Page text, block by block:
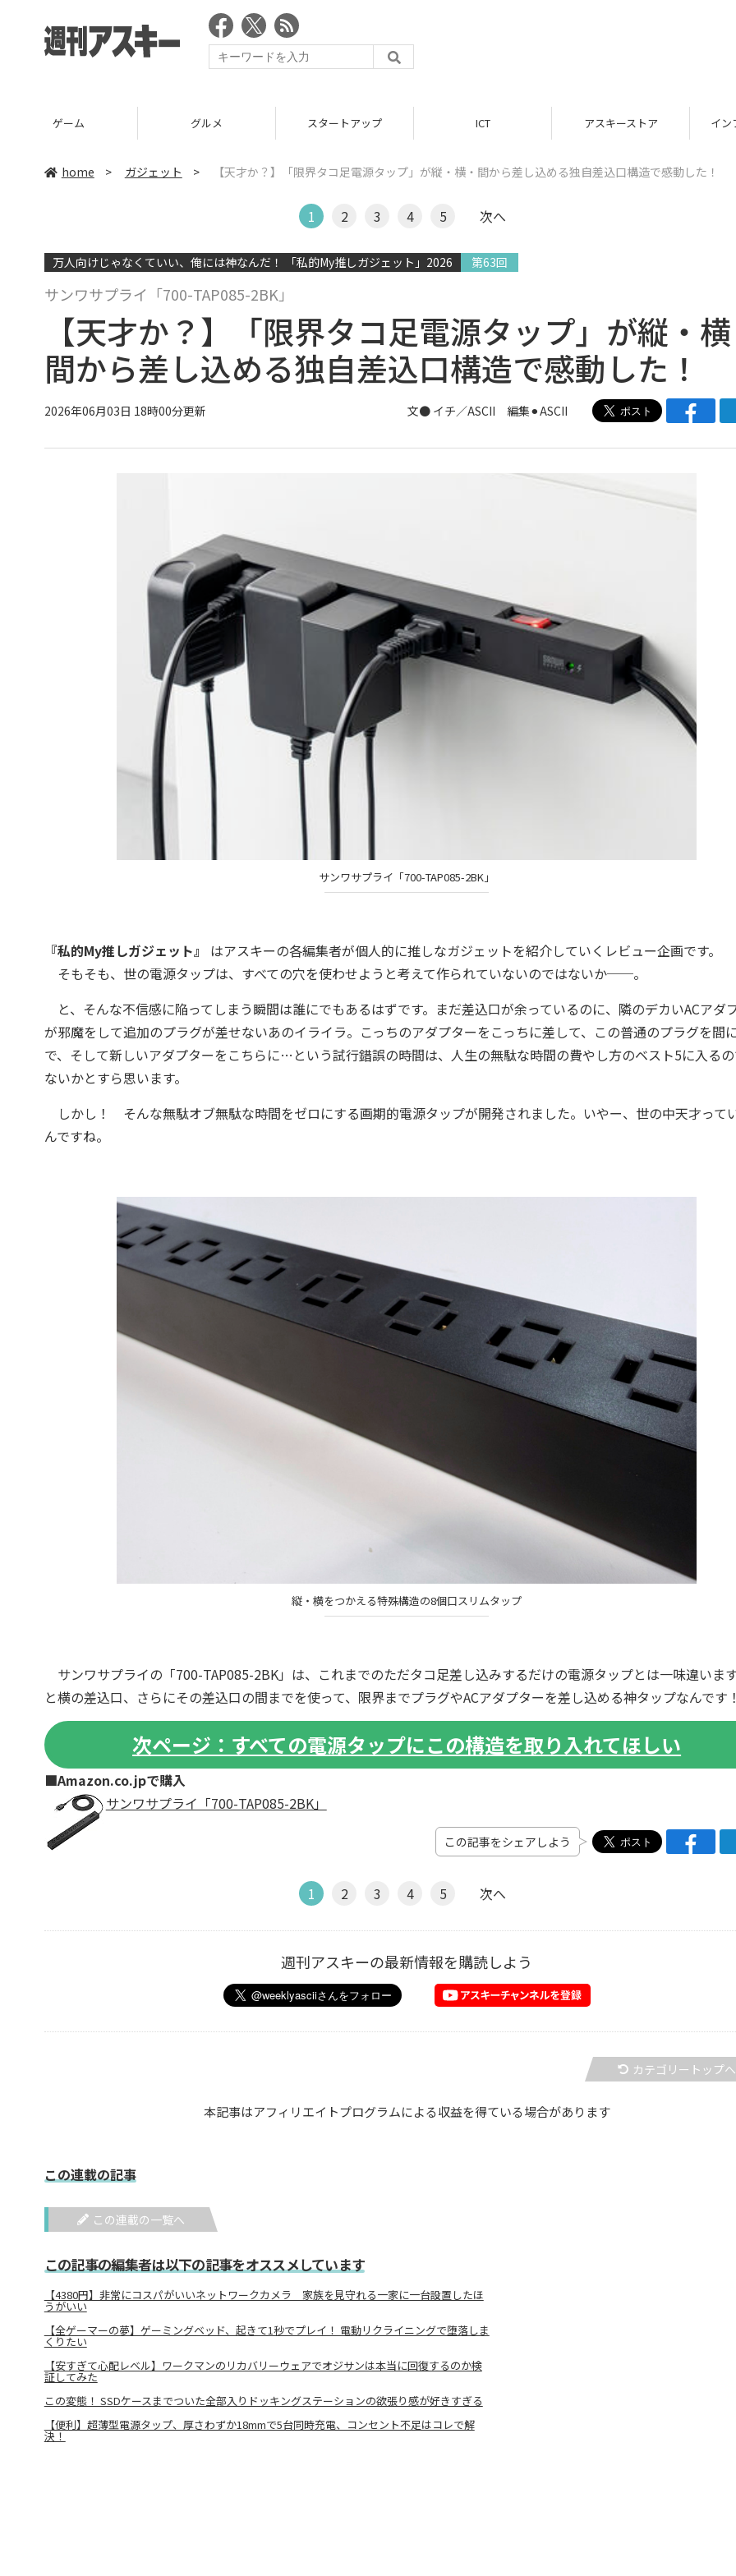
ゲーム グルメ スタートアップ ICT アスキーストア イン
home > ガジェット > 【天才か？】「限界タコ足電源タップ」が縦・横・間から差し込める独自差込口構造で感動した！
1 2 3 4 5 次へ
万人向けじゃなくていい、俺には神なんだ！ 「私的My推しガジェット」2026 第63回
サンワサプライ「700-TAP085-2BK」
【天才か？】「限界タコ足電源タップ」が縦・
間から差し込める独自差込口構造で感動した！
2026年06月03日 18時00分更新 文● イチ／ASCII 編集⚫︎ASCII
サンワサプライ「700-TAP085-2BK」
『私的My推しガジェット』
はアスキーの各編集者が個人的に推しなガジェットを紹介していくレビュー企画です。
そもそも、世の電源タップは、すべての穴を使わせようと考えて作られていないのではないか──。
と、そんな不信感に陥ってしまう瞬間は誰にでもあるはずです。まだ差込口が余っているのに、隣のデカいACアダ
が邪魔をして追加のプラグが差せないあのイライラ。こっちのアダプターをこっちに差して、この普通のプラグを間
で、そして新しいアダプターをこちらに…という試行錯誤の時間は、人生の無駄な時間の費やし方のベスト5に入る
ないかとすら思います。
しかし！ そんな無駄オブ無駄な時間をゼロにする画期的電源タップが開発されました。いやー、世の中天才って
んですね。
縦・横をつかえる特殊構造の8個口スリムタップ
サンワサプライの「700-TAP085-2BK」は、これまでのただタコ足差し込みするだけの電源タップとは一味違いま
と横の差込口、さらにその差込口の間までを使って、限界までプラグやACアダプターを差し込める神タップなんです
次ページ：すべての電源タップにこの構造を取り入れてほしい
■Amazon.co.jpで購入
サンワサプライ「700-TAP085-2BK」
この記事をシェアしよう
1 2 3 4 5 次へ
週刊アスキーの最新情報を購読しよう
カテゴリートップへ
本記事はアフィリエイトプログラムによる収益を得ている場合があります
この連載の記事
この連載の一覧へ
この記事の編集者は以下の記事をオススメしています
【4380円】非常にコスパがいいネットワークカメラ 家族を見守れる一家に一台設置したほ
うがいい
【全ゲーマーの夢】ゲーミングベッド、起きて1秒でプレイ！ 電動リクライニングで堕落しま
くりたい
【安すぎて心配レベル】ワークマンのリカバリーウェアでオジサンは本当に回復するのか検
証してみた
この変態！ SSDケースまでついた全部入りドッキングステーションの欲張り感が好きすぎる
【便利】超薄型電源タップ、厚さわずか18mmで5台同時充電、コンセント不足はコレで解
決！